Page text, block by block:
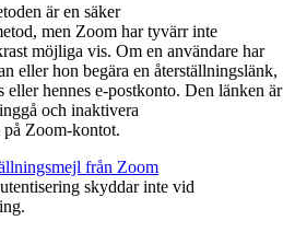
är en säker
men Zoom har tyvärr inte
möjliga vis. Om en användare har
eller hon begära en återställningslänk,
hennes e-postkonto. Den länken är
och inaktivera
på Zoom-kontot.
skyddar inte vid